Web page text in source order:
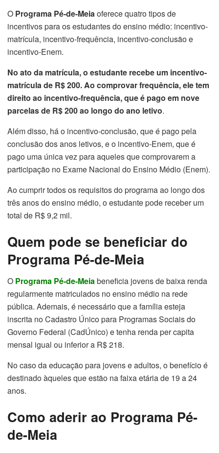
O Programa Pé-de-Meia oferece quatro tipos de
incentivos para os estudantes do ensino médio: incentivo-
matrícula, incentivo-frequência, incentivo-conclusão e
incentivo-Enem.
No ato da matrícula, o estudante recebe um incentivo-
matrícula de R$ 200. Ao comprovar frequência, ele tem
direito ao incentivo-frequência, que é pago em nove
parcelas de R$ 200 ao longo do ano letivo.
Além disso, há o incentivo-conclusão, que é pago pela
conclusão dos anos letivos, e o incentivo-Enem, que é
pago uma única vez para aqueles que comprovarem a
participação no Exame Nacional do Ensino Médio (Enem).
Ao cumprir todos os requisitos do programa ao longo dos
três anos do ensino médio, o estudante pode receber um
total de R$ 9,2 mil.
Quem pode se beneficiar do
Programa Pé-de-Meia
O Programa Pé-de-Meiabeneficia jovens de baixa renda
regularmente matriculados no ensino médio na rede
pública. Ademais, é necessário que a família esteja
inscrita no Cadastro Único para Programas Sociais do
Governo Federal (CadÚnico) e tenha renda per capita
mensal igual ou inferior a R$ 218.
No caso da educação para jovens e adultos, o benefício é
destinado àqueles que estão na faixa etária de 19 a 24
anos.
Como aderir ao Programa Pé-
de-Meia